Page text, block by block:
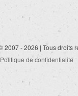
2007 - 2026 | Tous droits
Politique de confidentialite